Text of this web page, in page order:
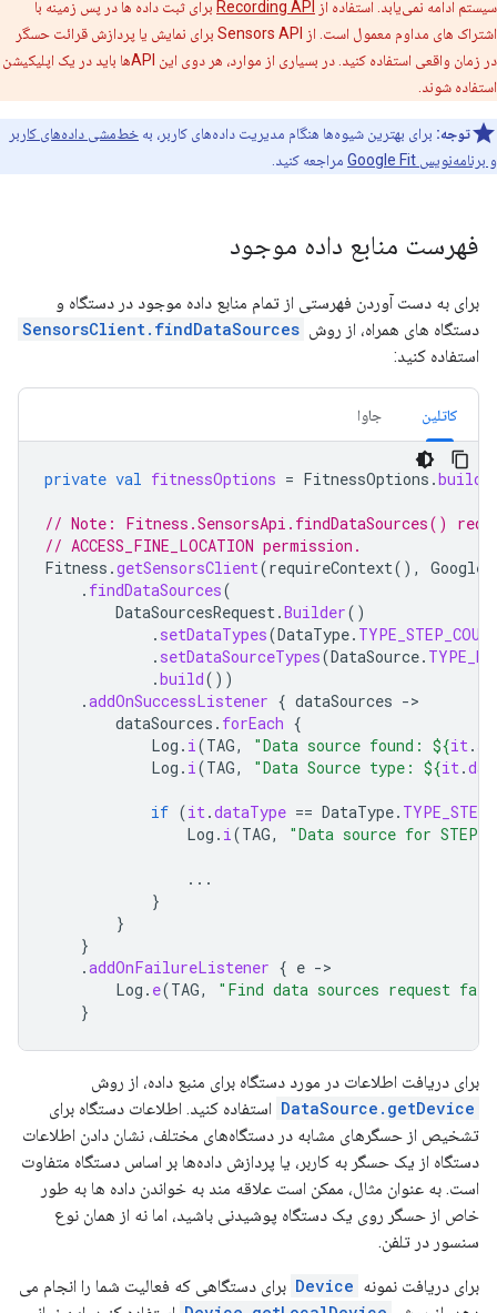
سیستم ادامه نمی‌یابد. استفاده از Recording API برای ثبت داده ها در پس زمینه با
اشتراک های مداوم معمول است. از Sensors API برای نمایش یا پردازش قرائت حسگر
در زمان واقعی استفاده کنید. در بسیاری از موارد، هر دوی این APIها باید در یک اپلیکیشن
استفاده شوند.
توجه: برای بهترین شیوه‌ها هنگام مدیریت داده‌های کاربر، به خط‌مشی داده‌های کاربر
و برنامه‌نویس Google Fit
مراجعه کنید.
فهرست منابع داده موجود
برای به دست آوردن فهرستی از تمام منابع داده موجود در دستگاه و
دستگاه های همراه، از روش SensorsClient.findDataSources
استفاده کنید:
کاتلین جاوا
private val fitnessOptions = FitnessOptions .
// Note: Fitness.SensorsApi.findDataSources()
// ACCESS_FINE_LOCATION permission.
Fitness .getSensorsClient(requireContext(),
. findDataSources(
DataSourcesRequest.Builder()
. setDataTypes(DataType.
. setDataSourceTypes(DataSource.
.build())
.addOnSuccessListener { dataSources -
dataSources . forEach {
Log . i(TAG, "Data source found: ${it.
Log . i(TAG, "Data Source type: ${it.
if (it.dataType == DataType.
Log . i(TAG, "Data source for
...
}
}
}
.addOnFailureListener { e -
Log . e(TAG,
"Find data sources request
}
برای دریافت اطلاعات در مورد دستگاه برای منبع داده، از روش
DataSource.getDevice استفاده کنید. اطلاعات دستگاه برای
تشخیص از حسگرهای مشابه در دستگاه‌های مختلف، نشان دادن اطلاعات
دستگاه از یک حسگر به کاربر، یا پردازش داده‌ها بر اساس دستگاه متفاوت
است. به عنوان مثال، ممکن است علاقه مند به خواندن داده ها به طور
خاص از حسگر روی یک دستگاه پوشیدنی باشید، اما نه از همان نوع
سنسور در تلفن.
برای دریافت نمونه Device برای دستگاهی که فعالیت شما را انجام می